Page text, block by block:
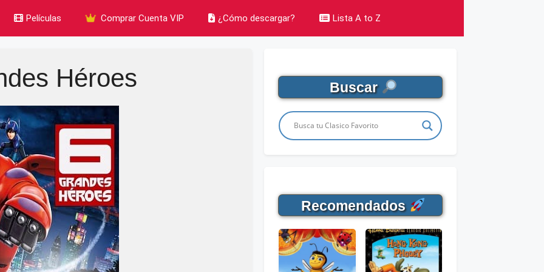
Películas Comprar Cuenta VIP ¿Cómo descargar? Lista A to Z
Héroes Buscar
Recomendados